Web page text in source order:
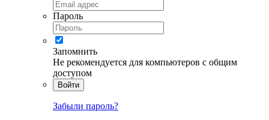
Пароль
Запомнить
Не рекомендуется для компьютеров с общим
доступом
Войти
Забыли пароль?